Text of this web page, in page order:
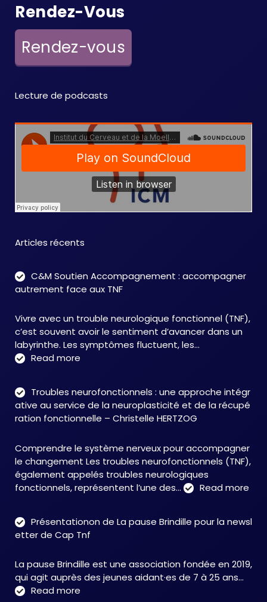
Rendez-Vous
Rendez-vous
Lecture de podcasts
Articles récents
C&M Soutien Accompagnement : accompagner
autrement face aux TNF
Vivre avec un trouble neurologique fonctionnel (TNF),
c’est souvent avoir le sentiment d’avancer dans un
labyrinthe. Les symptômes fluctuent, les…
Read more
Accompagnement
:
accompagner
face
aux
TNF
Troubles neurofonctionnels : une approche intégr
ative au service de la neuroplasticité et de la récupé
ration fonctionnelle – Christelle HERTZOG
Comprendre le système nerveux pour accompagner
le changement Les troubles neurofonctionnels (TNF),
également appelés troubles neurologiques
fonctionnels, représentent l’une des…
Read more
:
Présentationon de La pause Brindille pour la newsl
etter de Cap Tnf
La pause Brindille est une association fondée en 2019,
qui agit auprès des jeunes aidant·es de 7 à 25 ans…
Read more